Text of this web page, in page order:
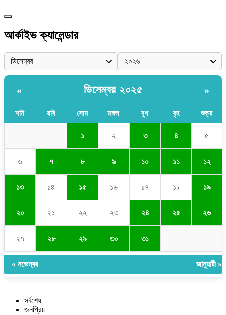
আর্কাইভ ক্যালেন্ডার
« ডিসেম্বর ২০২৫ »
শনি রবি সোম মঙ্গল বুধ বৃহ শুক্র
১ ২ ৩ ৪ ৫
৬ ৭ ৮ ৯ ১০ ১১ ১২
১৩ ১৪ ১৫ ১৬ ১৭ ১৮ ১৯
২০ ২১ ২২ ২৩ ২৪ ২৫ ২৬
২৭ ২৮ ২৯ ৩০ ৩১
« নভেম্বর জানুয়ারী »
সর্বশেষ
জনপ্রিয়